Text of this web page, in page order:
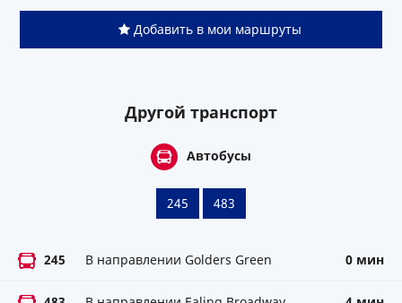
Добавить в мои маршруты
Другой транспорт
Автобусы
245 483
245 В направлении Golders Green 0 мин